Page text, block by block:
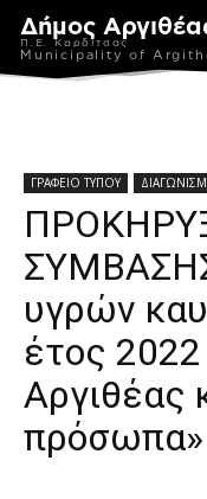
Δήμος
Π.Ε. Καρδίτσας
Municipality of
ΓΡΑΦΕΙΟ ΤΥΠΟΥ
υγρών
έτος
Αργιθέας
πρόσωπα»